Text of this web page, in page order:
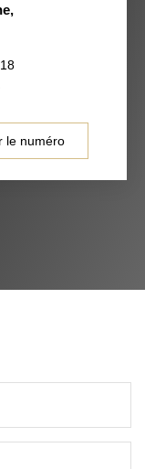
,
le numéro